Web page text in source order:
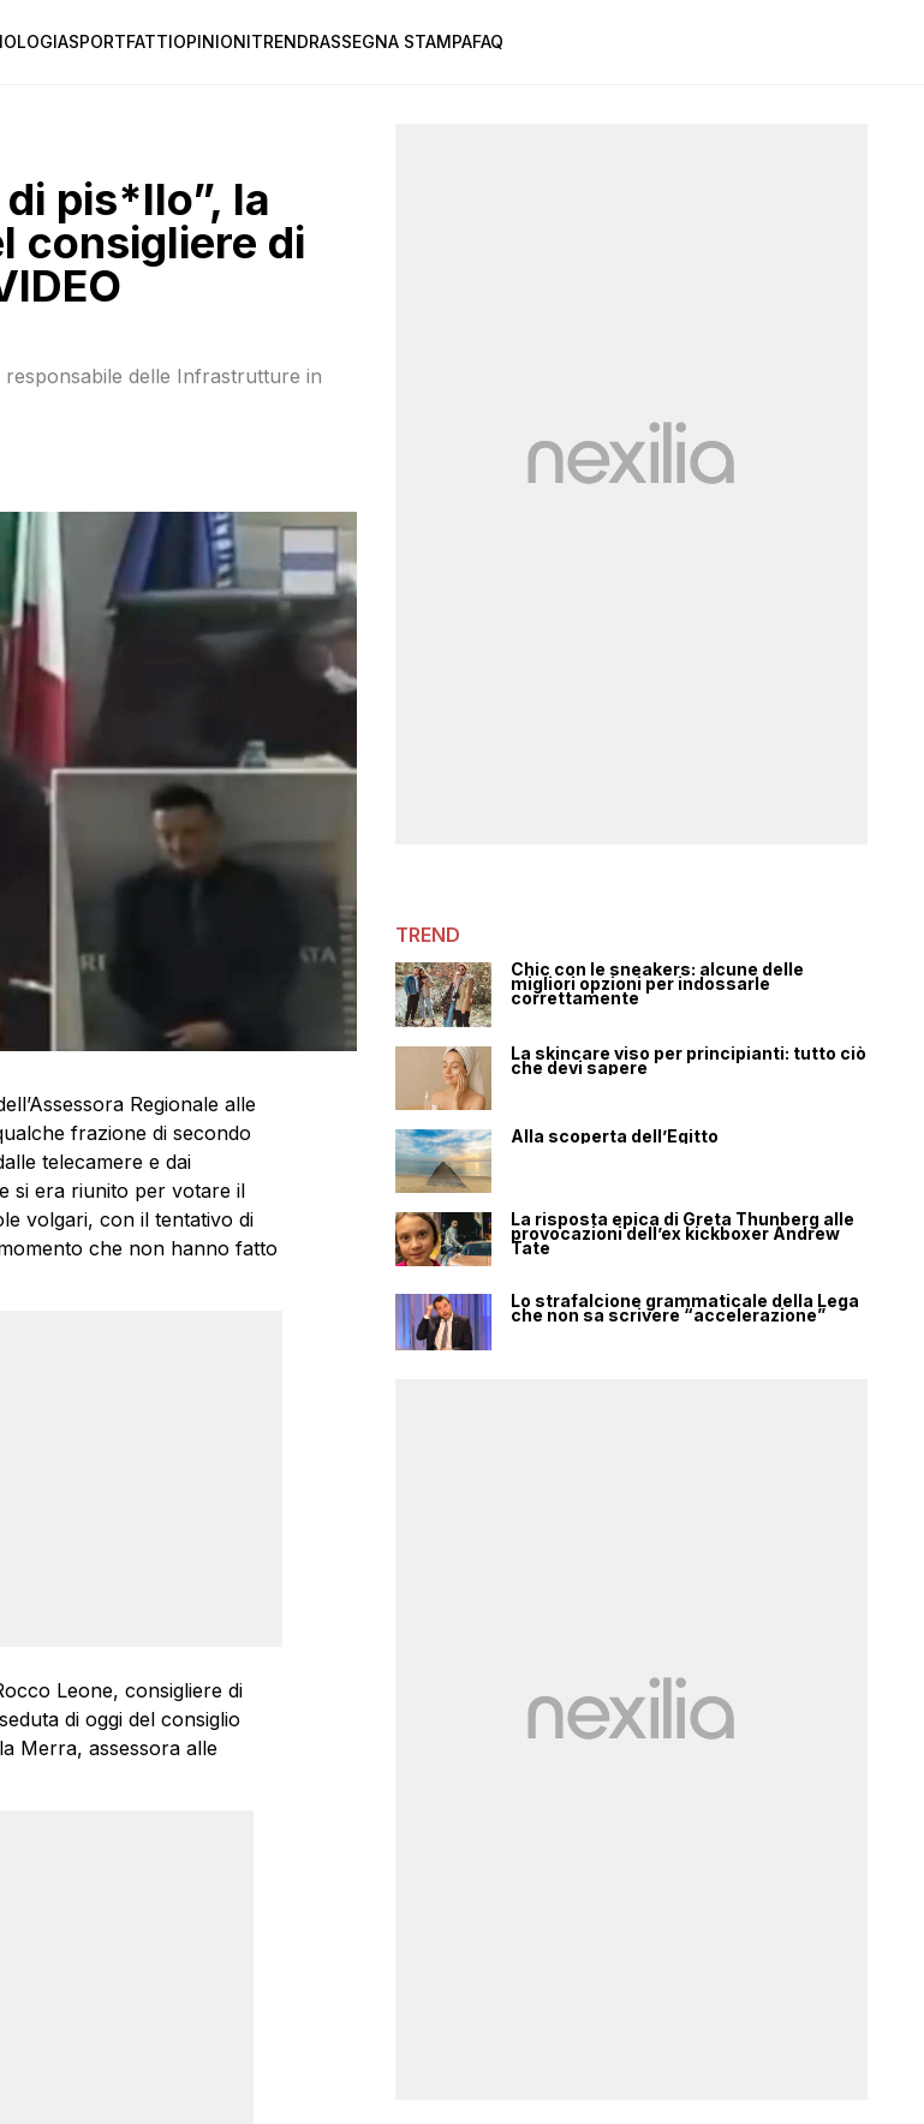
SPORTFATTIOPINIONITRENDRASSEGNA STAMPAFAQ
pis*llo”, la
consigliere di
delle Infrastrutture in
Regionale alle
frazione di secondo
telecamere e dai
si era riunito per votare il
volgari, con il tentativo di
che non hanno fatto
Leone, consigliere di
di oggi del consiglio
Merra, assessora alle
TREND
Chic con le sneakers: alcune delle
migliori opzioni per indossarle
correttamente
La skincare viso per principianti: tutto ciò
che devi sapere
Alla scoperta dell’Egitto
La risposta epica di Greta Thunberg alle
provocazioni dell’ex kickboxer Andrew
Tate
Lo strafalcione grammaticale della Lega
che non sa scrivere “accelerazione”